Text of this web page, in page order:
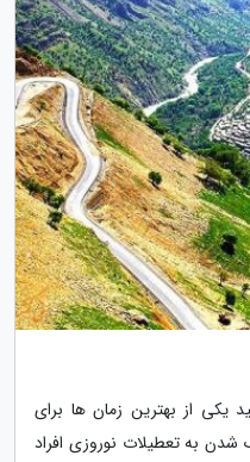
یکی از بهترین زمان ها برای
به تعطیلات نوروزی افراد